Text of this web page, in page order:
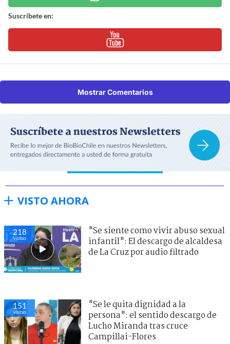
Suscríbete en:
Mostrar Comentarios
VISTO AHORA
218
visitas
"Se siente como vivir abuso sexual
infantil": El descargo de alcaldesa
de La Cruz por audio filtrado
151
visitas
"Se le quita dignidad a la
persona": el sentido descargo de
Lucho Miranda tras cruce
Campillai-Flores